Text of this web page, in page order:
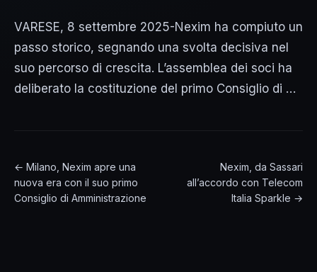
VARESE, 8 settembre 2025-Nexim ha compiuto un
passo storico, segnando una svolta decisiva nel
suo percorso di crescita. L’assemblea dei soci ha
deliberato la costituzione del primo Consiglio di …
← Milano, Nexim apre una
nuova era con il suo primo
Consiglio di Amministrazione
Nexim, da Sassari
all’accordo con Telecom
Italia Sparkle →